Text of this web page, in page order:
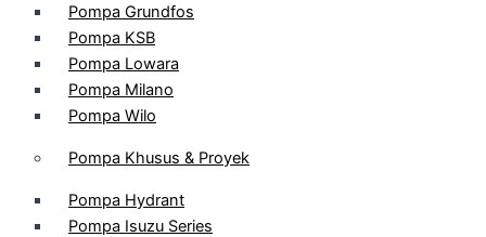
Pompa Grundfos
Pompa KSB
Pompa Lowara
Pompa Milano
Pompa Wilo
Pompa Khusus & Proyek
Pompa Hydrant
Pompa Isuzu Series